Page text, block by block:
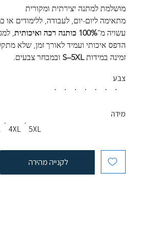
מושלמת למתנה יצירתית ומקורית
מתאימה ליום-יום, לעבודה, ללימודים
עשויה מ־100% כותנה רכה ואיכותית
,
הדפס איכותי ועמיד לאורך זמן, שלא
זמינה במידות S–5XL ובמבחר צבעים.
צבע
4XL 5XL
מידה
לקנייה מהירה